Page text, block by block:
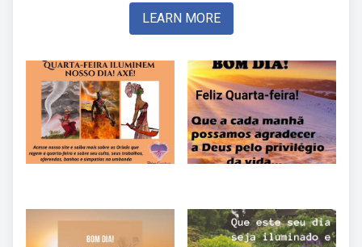
LEARN MORE